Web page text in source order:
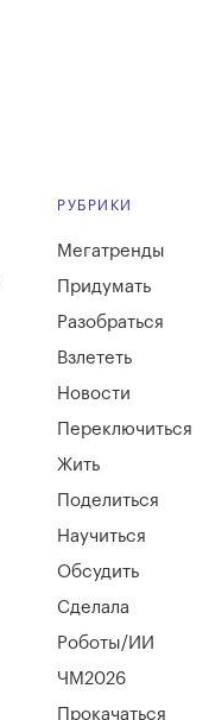
РУБРИКИ
Мегатренды
Придумать
Разобраться
Взлететь
Новости
Переключиться
Жить
Поделиться
Научиться
Обсудить
Сделала
Роботы/ИИ
ЧМ2026
Прокачаться